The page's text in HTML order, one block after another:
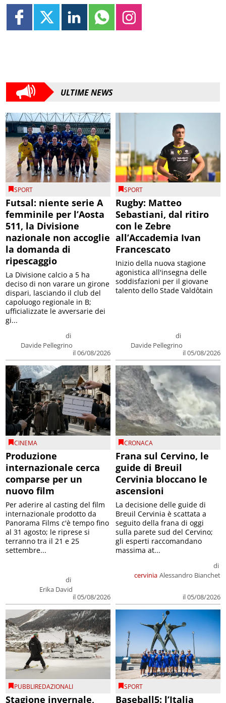
ULTIME NEWS
SPORT
Futsal: niente serie A
femminile per l’Aosta
511, la Divisione
nazionale non accoglie
la domanda di
ripescaggio
di
Davide Pellegrino
il 06/08/2026
La Divisione calcio a 5 ha
deciso di non varare un girone
dispari, lasciando il club del
capoluogo regionale in B;
ufficializzate le avversarie dei
gi...
SPORT
Rugby: Matteo
Sebastiani, dal ritiro
con le Zebre
all’Accademia Ivan
Francescato
di
Davide Pellegrino
il 05/08/2026
Inizio della nuova stagione
agonistica all'insegna delle
soddisfazioni per il giovane
talento dello Stade Valdôtain
CINEMA
Produzione
internazionale cerca
comparse per un
nuovo film
di
Erika David
il 05/08/2026
Per aderire al casting del film
internazionale prodotto da
Panorama Films c'è tempo fino
al 31 agosto; le riprese si
terranno tra il 21 e 25
settembre...
CRONACA
Frana sul Cervino, le
guide di Breuil
Cervinia bloccano le
ascensioni
cervinia
di
Alessandro Bianchet
il 05/08/2026
La decisione delle guide di
Breuil Cervinia è scattata a
seguito della frana di oggi
sulla parete sud del Cervino;
gli esperti raccomandano
massima at...
PUBBLIREDAZIONALI
Stagione invernale,
SPORT
Baseball5: l’Italia